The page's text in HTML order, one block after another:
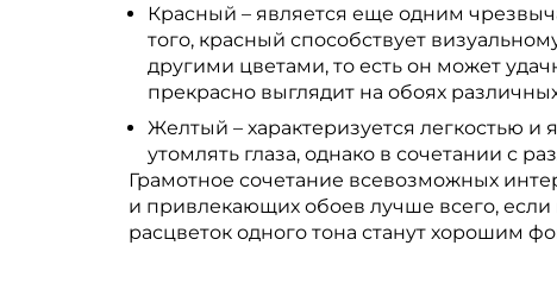
Красный – является еще одним
того, красный способствует
другими цветами, то есть он может
прекрасно выглядит на обоях
Желтый – характеризуется легкостью
утомлять глаза, однако в сочетании с
Грамотное сочетание всевозможных
и привлекающих обоев лучше всего,
расцветок одного тона станут хорошим